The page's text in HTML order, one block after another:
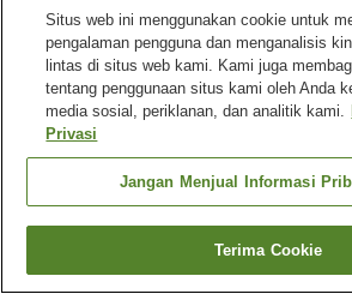
Fasilitas properti
Tempat parkir
Spa /
Mesin penjual otomatis
Laundry
Jepang Hiroshima Kota
Cari kamar
Situs web ini menggunakan cookie untuk
pengalaman pengguna dan menganalisis
lintas di situs web kami. Kami juga
tentang penggunaan situs kami oleh Anda
media sosial, periklanan, dan analitik kami.
Privasi
Jangan Menjual Informasi
Terima Cookie